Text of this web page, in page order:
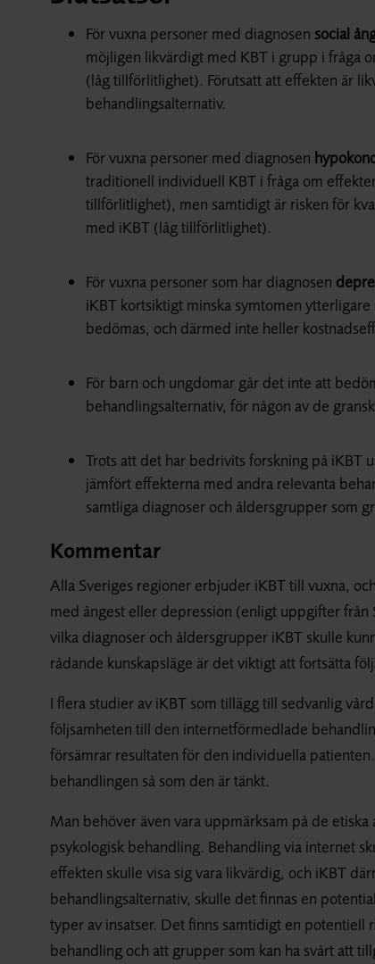
För vuxna personer med diagnosen social
möjligen likvärdigt med KBT i grupp i fråga
(låg tillförlitlighet). Förutsatt att effekten är
behandlingsalternativ.
För vuxna personer med diagnosen
traditionell individuell KBT i fråga om
tillförlitlighet), men samtidigt är risken för
med iKBT (låg tillförlitlighet).
För vuxna personer som har diagnosen
iKBT kortsiktigt minska symtomen
bedömas, och därmed inte heller
För barn och ungdomar går det inte att
behandlingsalternativ, för någon av de
Trots att det har bedrivits forskning på iKBT
jämfört effekterna med andra relevanta
samtliga diagnoser och åldersgrupper som
Kommentar
Alla Sveriges regioner erbjuder iKBT till vuxna,
med ångest eller depression (enligt uppgifter
vilka diagnoser och åldersgrupper iKBT skulle
rådande kunskapsläge är det viktigt att fortsätta
I flera studier av iKBT som tillägg till sedvanlig
följsamheten till den internetförmedlade
försämrar resultaten för den individuella
behandlingen så som den är tänkt.
Man behöver även vara uppmärksam på de
psykologisk behandling. Behandling via internet
effekten skulle visa sig vara likvärdig, och iKBT
behandlingsalternativ, skulle det finnas en
typer av insatser. Det finns samtidigt en
behandling och att grupper som kan ha svårt att